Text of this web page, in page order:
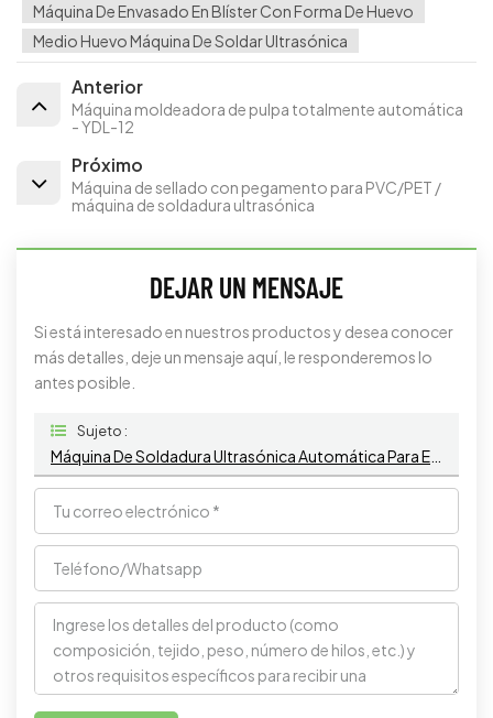
Máquina De Envasado En Blíster Con Forma De Huevo
Medio Huevo Máquina De Soldar Ultrasónica
Anterior
Máquina moldeadora de pulpa totalmente automática
- YDL-12
Próximo
Máquina de sellado con pegamento para PVC/PET /
máquina de soldadura ultrasónica
DEJAR UN MENSAJE
Si está interesado en nuestros productos y desea conocer
más detalles, deje un mensaje aquí, le responderemos lo
antes posible.
Sujeto :